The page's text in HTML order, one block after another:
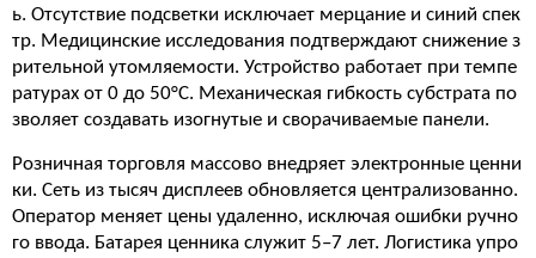
ь. Отсутствие подсветки исключает мерцание и синий спек
тр. Медицинские исследования подтверждают снижение з
рительной утомляемости. Устройство работает при темпе
ратурах от 0 до 50°C. Механическая гибкость субстрата по
зволяет создавать изогнутые и сворачиваемые панели.
Розничная торговля массово внедряет электронные ценни
ки. Сеть из тысяч дисплеев обновляется централизованно.
Оператор меняет цены удаленно, исключая ошибки ручно
го ввода. Батарея ценника служит 5–7 лет. Логистика упро